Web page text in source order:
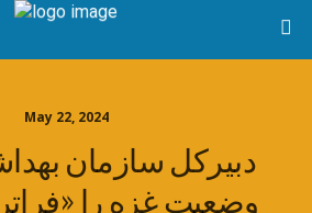
May 22, 2024
دبیرکل سازمان
وضعیت غزه را